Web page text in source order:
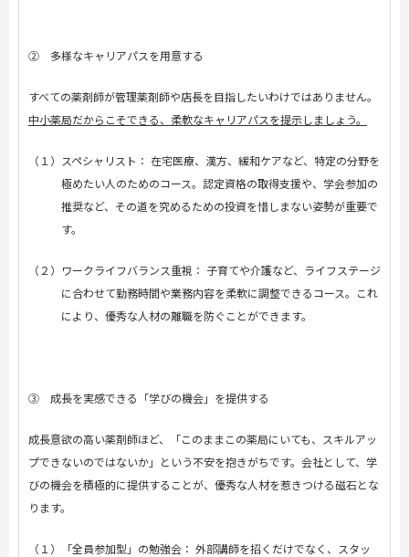
② 多様なキャリアパスを用意する
すべての薬剤師が管理薬剤師や店長を目指したいわけではありません。
中小薬局だからこそできる、柔軟なキャリアパスを提示しましょう。
（１）スペシャリスト： 在宅医療、漢方、緩和ケアなど、特定の分野を
極めたい人のためのコース。認定資格の取得支援や、学会参加の
推奨など、その道を究めるための投資を惜しまない姿勢が重要で
す。
（２）ワークライフバランス重視： 子育てや介護など、ライフステージ
に合わせて勤務時間や業務内容を柔軟に調整できるコース。これ
により、優秀な人材の離職を防ぐことができます。
③ 成長を実感できる「学びの機会」を提供する
成長意欲の高い薬剤師ほど、「このままこの薬局にいても、スキルアッ
プできないのではないか」という不安を抱きがちです。会社として、学
びの機会を積極的に提供することが、優秀な人材を惹きつける磁石とな
ります。
（１）「全員参加型」の勉強会： 外部講師を招くだけでなく、スタッ